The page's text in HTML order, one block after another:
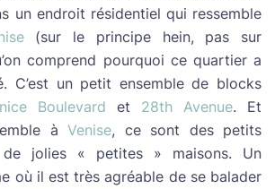
un endroit résidentiel qui ressemble
(sur le principe hein, pas sur
comprend pourquoi ce quartier a
C’est un petit ensemble de blocks
Boulevard et 28th Avenue. Et
à Venise, ce sont des petits
de jolies « petites » maisons. Un
où il est très agréable de se balader